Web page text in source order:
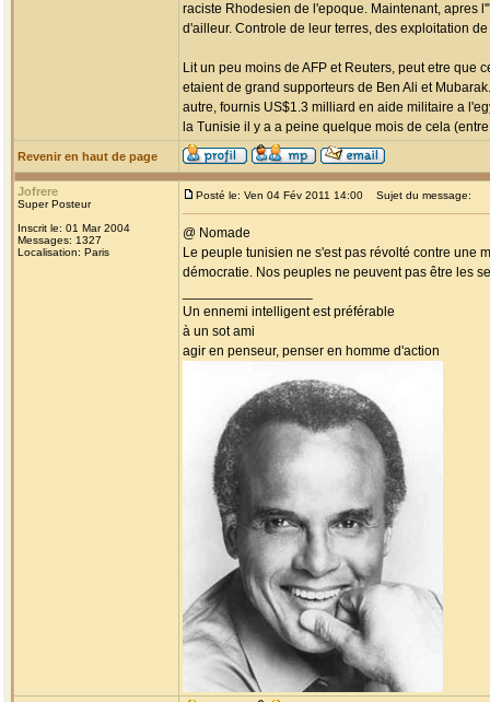
raciste Rhodesien de l'epoque. Maintenant, apres
d'ailleur. Controle de leur terres, des exploitation
Lit un peu moins de AFP et Reuters, peut etre que
etaient de grand supporteurs de Ben Ali et
autre, fournis US$1.3 milliard en aide militaire a
la Tunisie il y a a peine quelque mois de cela
Revenir en haut de page
Jofrere
Super Posteur
Inscrit le: 01 Mar 2004
Messages: 1327
Localisation: Paris
Posté le: Ven 04 Fév 2011 14:00 Sujet du message:
@ Nomade
Le peuple tunisien ne s'est pas révolté contre une
démocratie. Nos peuples ne peuvent pas être les
Un ennemi intelligent est préférable
à un sot ami
agir en penseur, penser en homme d'action